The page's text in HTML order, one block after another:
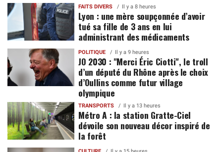
FAITS DIVERS Il y a 8 heures
Lyon : une mère soupçonnée d’avoir
tué sa fille de 3 ans en lui
administrant des médicaments
POLITIQUE Il y a 9 heures
JO 2030 : "Merci Éric Ciotti", le troll
d’un député du Rhône après le choix
d’Oullins comme futur village
olympique
TRANSPORTS Il y a 13 heures
Métro A : la station Gratte-Ciel
dévoile son nouveau décor inspiré de
la forêt